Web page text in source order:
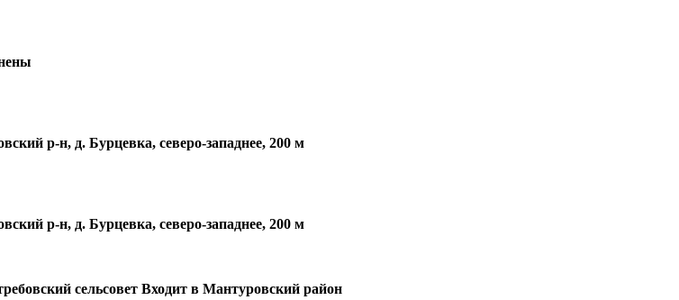
р-н, д. Бурцевка, северо-западнее, 200 м
р-н, д. Бурцевка, северо-западнее, 200 м
сельсовет Входит в Мантуровский район